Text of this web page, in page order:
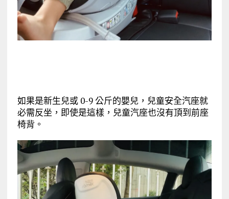
如果是新生兒或 0-9 公斤的嬰兒，兒童安全汽座就
必需反坐，即使是這樣，兒童汽座也沒有頂到前座
椅背。